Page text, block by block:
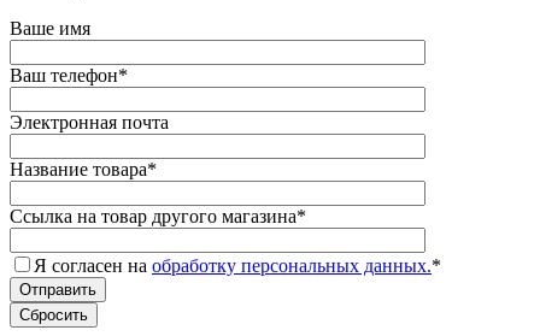
Ваше имя
Ваш телефон*
Электронная почта
Название товара*
Ссылка на товар другого магазина*
Я согласен на обработку персональных данных.*